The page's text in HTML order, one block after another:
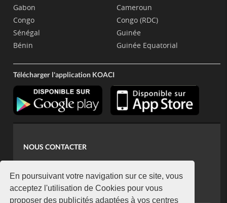
En poursuivant votre navigation sur ce site, vous
acceptez l'utilisation de Cookies pour vous
proposer des publicités adaptées à vos centres
Gabon
Congo
Sénégal
Bénin
Cameroun
Congo (RDC)
Guinée
Guinée Equatorial
Télécharger l'application KOACI
NOUS CONTACTER
koaci@yahoo.fr
+225 07 08 85 52 93